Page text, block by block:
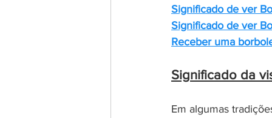
Significado de ver
Significado de ver
Receber uma
Significado da
Em algumas